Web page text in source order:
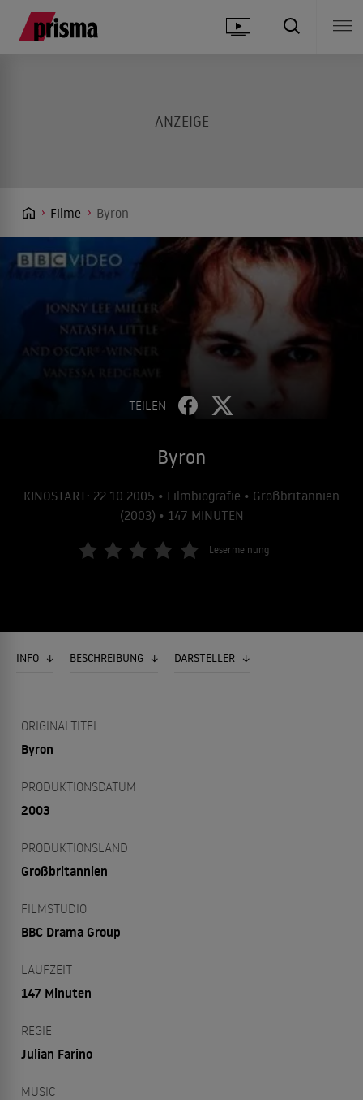
Filme Byron
TEILEN
Byron
KINOSTART: 22.10.2005 • Filmbiografie • Großbritannien
(2003) • 147 MINUTEN
Lesermeinung
INFO BESCHREIBUNG DARSTELLER
ORIGINALTITEL
Byron
PRODUKTIONSDATUM
2003
PRODUKTIONSLAND
Großbritannien
FILMSTUDIO
BBC Drama Group
LAUFZEIT
147 Minuten
REGIE
Julian Farino
MUSIC